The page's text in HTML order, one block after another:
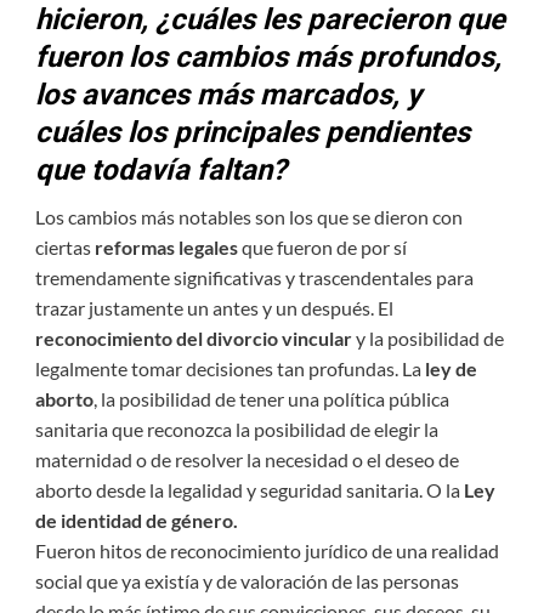
hicieron, ¿cuáles les parecieron que
fueron los cambios más profundos,
los avances más marcados, y
cuáles los principales pendientes
que todavía faltan?
Los cambios más notables son los que se dieron con
ciertas reformas legalesque fueron de por sí
tremendamente significativas y trascendentales para
trazar justamente un antes y un después. El
reconocimiento del divorcio vinculary la posibilidad de
legalmente tomar decisiones tan profundas. La ley de
aborto, la posibilidad de tener una política pública
sanitaria que reconozca la posibilidad de elegir la
maternidad o de resolver la necesidad o el deseo de
aborto desde la legalidad y seguridad sanitaria. O la Ley
de identidad de género.
Fueron hitos de reconocimiento jurídico de una realidad
social que ya existía y de valoración de las personas